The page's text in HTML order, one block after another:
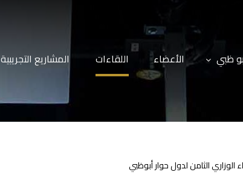
ظبي
الأعضاء اللقاءات المشاريع التجريبية
الوزاري الثامن لدول حوار أبوظبي